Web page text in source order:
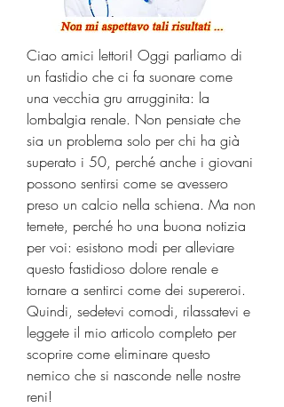
Ciao amici lettori! Oggi parliamo di
un fastidio che ci fa suonare come
una vecchia gru arrugginita: la
lombalgia renale. Non pensiate che
sia un problema solo per chi ha già
superato i 50, perché anche i giovani
possono sentirsi come se avessero
preso un calcio nella schiena. Ma non
temete, perché ho una buona notizia
per voi: esistono modi per alleviare
questo fastidioso dolore renale e
tornare a sentirci come dei supereroi.
Quindi, sedetevi comodi, rilassatevi e
leggete il mio articolo completo per
scoprire come eliminare questo
nemico che si nasconde nelle nostre
reni!